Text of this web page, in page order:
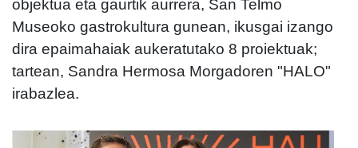
objektua eta gaurtik aurrera, San Telmo
Museoko gastrokultura gunean, ikusgai izango
dira epaimahaiak aukeratutako 8 proiektuak;
tartean, Sandra Hermosa Morgadoren "HALO"
irabazlea.